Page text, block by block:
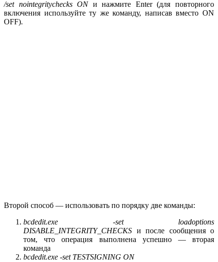
/set nointegritychecks ONи нажмите Enter (для повторного
включения используйте ту же команду, написав вместо ON
OFF).
Второй способ — использовать по порядку две команды:
bcdedit.exe -set loadoptions
DISABLE_INTEGRITY_CHECKS и после сообщения о
том, что операция выполнена успешно — вторая
команда
bcdedit.exe -set TESTSIGNING ON